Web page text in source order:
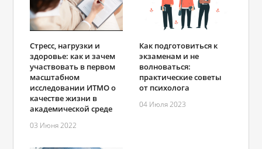
Стресс, нагрузки и
здоровье: как и зачем
участвовать в первом
масштабном
исследовании ИТМО о
качестве жизни в
академической среде
03 Июня 2022
Как подготовиться к
экзаменам и не
волноваться:
практические советы
от психолога
04 Июля 2023